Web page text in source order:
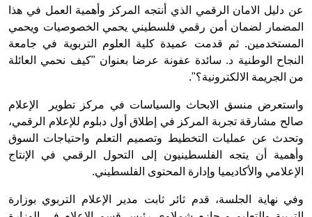
عن دليل الامان الرقمي الذي أنتجه المركز وأهمية العمل في هذا
المضمار لضمان أمن رقمي فلسطيني يحمي الخصوصيات ويحمي
المستخدمين. ثم قدمت عميدة كلية العلوم التربوية في جامعة
النجاح الوطنية د. سائدة عفونة عرضا بعنوان "كيف نحمي العائلة
من الجريمة الالكترونية؟".
واستعرض منسق الابحاث والسياسات في مركز تطوير الإعلام
صالح مشارقة تجربة المركز في إطلاق أول دبلوم للإعلام الرقمي،
وتحدث عن عمليات التخطيط وتصميم التعلم واحتياجات السوق
وأهمية أن يتجه الفلسطينيون إلى التحول الرقمي في الإنتاج
الإعلامي والأكاديميا وإدارة المحتوى الفلسطيني.
وفي نهاية الجلسة، قدم ثائر ثابت مدير الإعلام التربوي بوزارة